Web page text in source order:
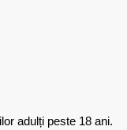
adulți peste 18 ani.